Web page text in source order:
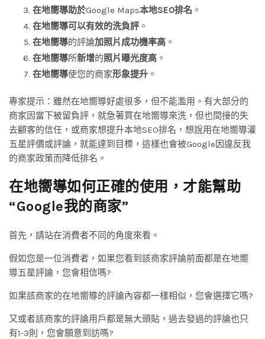
在地嚮導助於Google Maps本地SEO排名 。
在地嚮導可以有效的洗負評 。
在地嚮導的評論加照片成功機率高 。
在地嚮導所新增的照片曝光度高 。
在地嚮導使您的商家形象提升 。
專家提示：雖然在地嚮導好處很多，但不能濫用。有大部分的
商家因當下被留負評，就急著買在地嚮導來洗，但也間接的失
去顧客的信任，或商家想提升本地SEO排名，想說用在地嚮導灌
五星評價或評論，就能達到目標，這樣也會被Google因違反我
的商家政策而降低排名。
在地嚮導如何正確的使用，才能幫助
“Google我的商家”
首先，請站在消費者不同的角度來看。
假如您是一位消費者，如果您看到該商家評論前面都是在地嚮
導五星評論，您會相信嗎?
如果該商家的在地嚮導的評論內容都一樣相似，您會選擇它嗎?
又或者該商家的評論用戶都是無大頭貼，過去發過的評論也只
有1-3則，您會願意到訪嗎?